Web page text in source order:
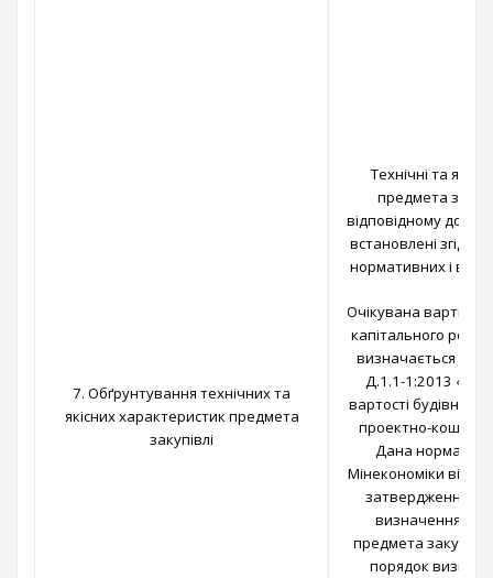
7. Обґрунтування технічних та
якісних характеристик предмета
закупівлі
Технічні та
предмета
відповідному
встановлені
нормативних і
Очікувана вартість
капітального
визначається з
Д.1.1-1:2013
вартості
проектно-
Дана норма
Мінекономіки від
затвердження
визначення
предмета
порядок